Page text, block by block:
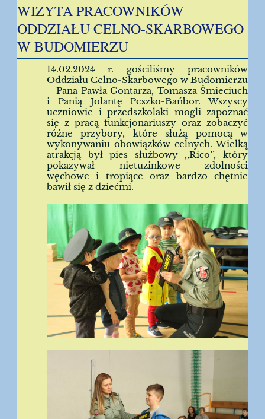
WIZYTA PRACOWNIKÓW
ODDZIAŁU CELNO-SKARBOWEGO
W BUDOMIERZU
14.02.2024 r. gościliśmy pracowników
Oddziału Celno-Skarbowego w Budomierzu
– Pana Pawła Gontarza, Tomasza Śmieciuch
i Panią Jolantę Peszko-Bańbor. Wszyscy
uczniowie i przedszkolaki mogli zapoznać
się z pracą funkcjonariuszy oraz zobaczyć
różne przybory, które służą pomocą w
wykonywaniu obowiązków celnych. Wielką
atrakcją był pies służbowy ,,Rico’’, który
pokazywał nietuzinkowe zdolności
węchowe i tropiące oraz bardzo chętnie
bawił się z dziećmi.